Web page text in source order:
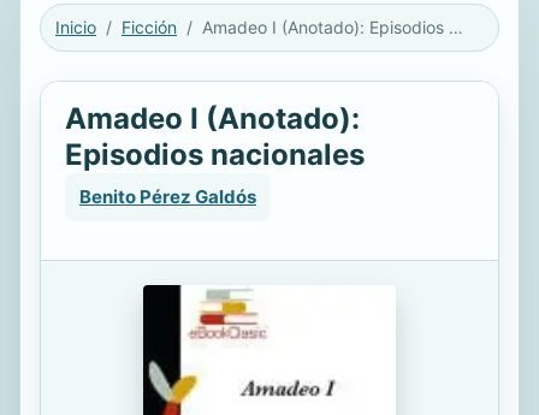
Inicio Ficción Amadeo I (Anotado): Episodios nacionales
Amadeo I (Anotado):
Episodios nacionales
Benito Pérez Galdós